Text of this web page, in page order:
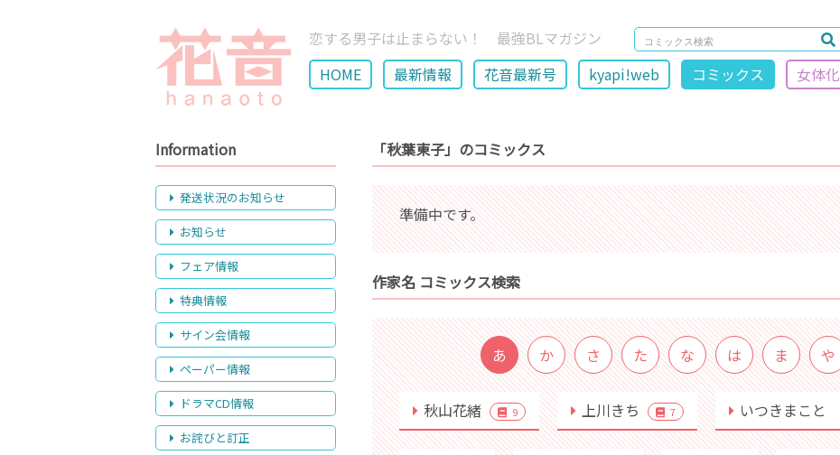
恋する男子は止まらない！ 最強BLマガジン
HOME
最新情報 花音最新号 kyapi!web コミックス 女体化
「秋葉東子」のコミックス
準備中です。
作家名 コミックス検索
あ か さ た な は ま や
秋山花緒 9 上川きち 7 いつきまこと
Information
発送状況のお知らせ
お知らせ
フェア情報
特典情報
サイン会情報
ペーパー情報
ドラマCD情報
お詫びと訂正